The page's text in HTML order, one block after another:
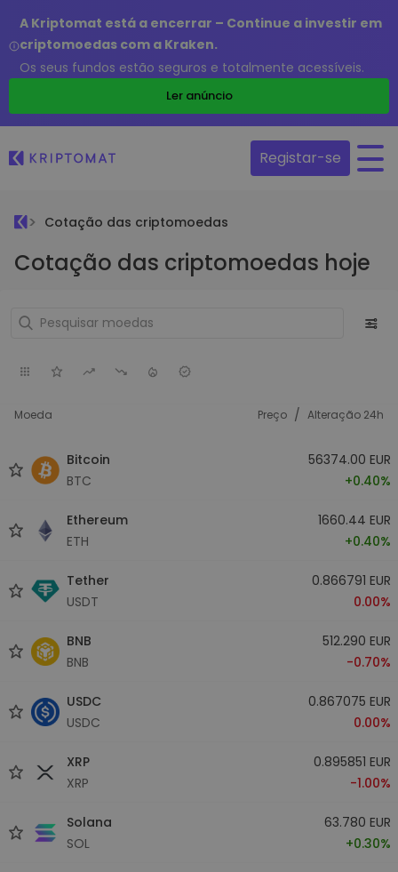
A Kriptomat está a encerrar – Continue a investir em
criptomoedas com a Kraken.
Os seus fundos estão seguros e totalmente acessíveis.
Ler anúncio
Registar-se
Cotação das criptomoedas
Cotação das criptomoedas hoje
Moeda Preço / Alteração 24h
Bitcoin
BTC
56374.00 EUR
+0.40%
Ethereum
ETH
1660.44 EUR
+0.40%
Tether
USDT
0.866791 EUR
0.00%
BNB
BNB
512.290 EUR
-0.70%
USDC
USDC
0.867075 EUR
0.00%
XRP
XRP
0.895851 EUR
-1.00%
Solana
SOL
63.780 EUR
+0.30%